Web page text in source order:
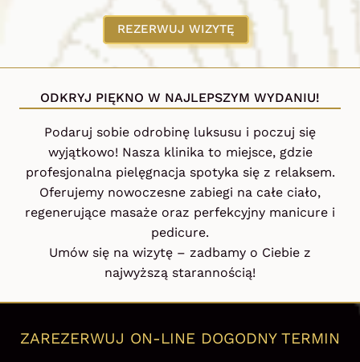
REZERWUJ WIZYTĘ
ODKRYJ PIĘKNO W NAJLEPSZYM WYDANIU!
Podaruj sobie odrobinę luksusu i poczuj się
wyjątkowo! Nasza klinika to miejsce, gdzie
profesjonalna pielęgnacja spotyka się z relaksem.
Oferujemy nowoczesne zabiegi na całe ciało,
regenerujące masaże oraz perfekcyjny manicure i
pedicure.
Umów się na wizytę – zadbamy o Ciebie z
najwyższą starannością!
ZAREZERWUJ ON-LINE DOGODNY TERMIN